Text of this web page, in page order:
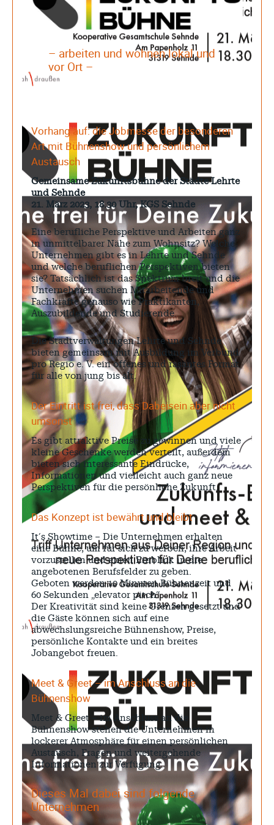
– arbeiten und wohnen lokal und
vor Ort –
Vorhang auf: die Jobmesse der besonderen
Art mit Bühnenshow und persönlichem
Austausch
Gemeinsame Zukunftsbühne der Städte Lehrte
und Sehnde
21. März 2023, 18.30 Uhr, KGS Sehnde
Eine berufliche Perspektive und Arbeiten ganz
in unmittelbarer Nähe zum Wohnsitz? Welche
Unternehmen gibt es in Lehrte und Sehnde
und welche beruflichen Perspektiven bieten
sie? Tatsächlich ist das Spektrum breit und die
Unternehmen suchen Mitarbeitende und
Fachkräfte genauso wie Praktikanten,
Auszubildende und Studierende.
Die Stadtverwaltungen Lehrte und Sehnde
bieten gemeinsam mit Ausbildung im Verbund
pro Regio e. V. ein offenes und rasantes Format
für alle von jung bis alt.
Der Eintritt ist frei, dass Dabeisein aber nicht
umsonst
Es gibt attraktive Preise zu gewinnen und viele
kleine Geschenke werden verteilt, außerdem
bieten sich interessante Eindrücke,
Informationen und vielleicht auch ganz neue
Perspektiven für die persönliche Zukunft.
Das Konzept ist bewährt und bleibt
It‘s Showtime – Die Unternehmen erhalten
eine Bühne, um für sich zu werben, ihre Arbeit
vorzustellen und einen Einblick in die
angebotenen Berufsfelder zu geben.
Geboten werden 10 Minuten Bühnenzeit und
60 Sekunden „elevator pitch“.
Der Kreativität sind keine Grenzen gesetzt und
die Gäste können sich auf eine
abwechslungsreiche Bühnenshow, Preise,
persönliche Kontakte und ein breites
Jobangebot freuen.
Meet & Greet – im Anschluss an die
Bühnenshow
Meet & Greet – im Anschluss an die
Bühnenshow stehen die Unternehmen in
lockerer Atmosphäre für einen persönlichen
Austausch, Fragen und weitergehende
Informationen zur Verfügung.
Dieses Mal dabei sind folgende
Unternehmen